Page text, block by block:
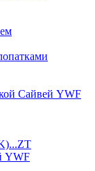
Сайвей YWF
YWF